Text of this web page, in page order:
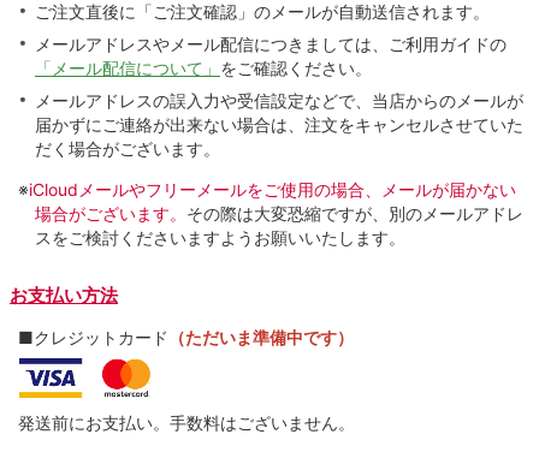
ご注文直後に「ご注文確認」のメールが自動送信されます。
メールアドレスやメール配信につきましては、ご利用ガイドの
「メール配信について」 をご確認ください。
メールアドレスの誤入力や受信設定などで、当店からのメールが
届かずにご連絡が出来ない場合は、注文をキャンセルさせていた
だく場合がございます。
※iCloudメールやフリーメールをご使用の場合、メールが届かない
場合がございます。 その際は大変恐縮ですが、別のメールアドレ
スをご検討くださいますようお願いいたします。
お支払い方法
■クレジットカード （ただいま準備中です）
発送前にお支払い。手数料はございません。